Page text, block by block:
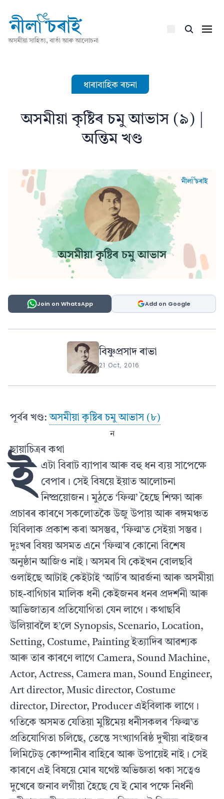
অসমীয়া সাহিত্য, বাৰ্তা আৰু আলোচনা
ধাৰাবাহিক ৰচনা
অসমীয়া কৃষ্টিৰ চমু আভাস (৯) |
অন্তিম খণ্ড
Join on WhatsApp Add on Google
বিষ্ণুপ্ৰসাদ ৰাভা
21 Oct, 2016
পূৰ্বৰ খণ্ড: অসমীয়া কৃষ্টিৰ চমু আভাস (৮)
ন
ছায়াচিত্ৰৰ কথা
ই
এটা বিৰাট ব্যাপাৰ আৰু বহু ধন ব্যয় সাপেক্ষে
বেপাৰ। সেই বিষয়ে ইয়াত আলোচনা
নিষ্প্ৰয়োজন। মুঠতে ‘ফিল্ম’ হৈছে শিক্ষা আৰু
প্ৰচাৰৰ কাৰণে সকলোতকৈ উজু উপায় আৰু ৰঙ্গমঞ্চত
যিবিলাক প্রকাশ কৰা অসম্ভৱ, ‘ফিল্ম’ত সেইয়া সম্ভৱ।
দুঃখৰ বিষয় অসমত এনে ‘ফিল্ম’ৰ কোনো বিশেষ
অনুষ্ঠান আজিও নাই। অসমৰ যি কেইখন বোলছবি
ওলাইছে আটাই কেইটাই ‘আর্ট’ৰ আৱৰ্জনা আৰু অসমীয়া
চাহ-বাগিচাৰ মালিক ধনী কেইজনৰ ধনৰ প্রদর্শনী আৰু
আভিজাত্যৰ প্রতিযোগিতা যেন লাগে । কথাছবি
উলিয়াবলৈ হ’লে Synopsis, Scenario, Location,
Setting, Costume, Painting ইত্যাদিৰ আৱশ্যক
আৰু তাৰ কাৰণে লাগে Camera, Sound Machine,
Actor, Actress, Camera man, Sound Engineer,
Art director, Music director, Costume
director, Director, Producer এইবিলাক লাগে।
গতিকে অসমত যেতিয়া মুষ্টিমেয় ধনীসকলৰ ‘ফিল্ম’ত
প্রতিযোগিতা চলিছে, তেন্তে সংখ্যাগৰিষ্ঠ দুখীয়া ৰাইজৰ
লিমিটেড্ কোম্পানীৰ বাহিৰে আৰু উপায়েই নাই। সেই
কাৰণে এই বিষয়ে মোৰ যথেষ্ট অভিজ্ঞতা থকা সত্বেও
দুখেৰে জনাব লগীয়া হৈছে যে ই মোৰ পক্ষে নিৰ্ধনী